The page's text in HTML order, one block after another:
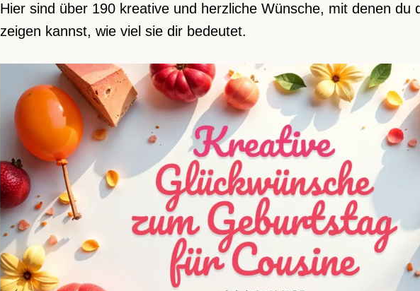
Hier sind über 190 kreative und herzliche Wünsche, mit denen du
zeigen kannst, wie viel sie dir bedeutet.